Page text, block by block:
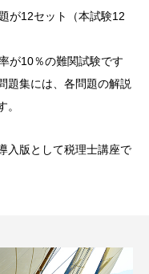
が12セット（本試験12
が10％の難関試験です
題集には、各問題の解説
版として税理士講座で